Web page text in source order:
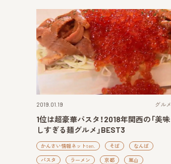
2019.01.19 グルメ
1位は超豪華パスタ！2018年関西の「美味
しすぎる麺グルメ」BEST3
かんさい情報ネットten. そば なんば
パスタ ラーメン 京都 嵐山